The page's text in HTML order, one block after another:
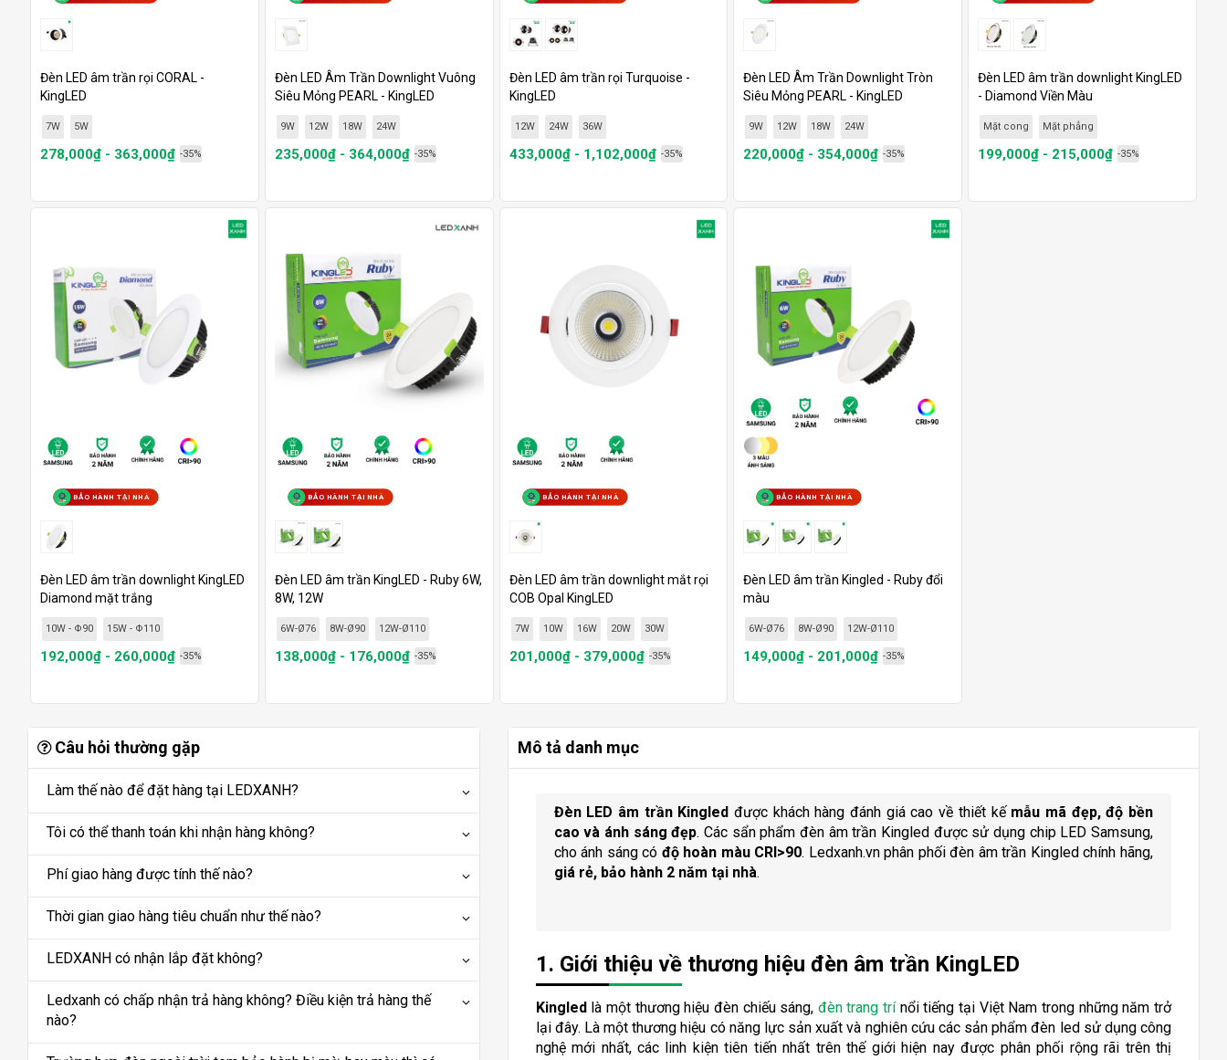
Đèn LED âm trần rọi CORAL -
KingLED
7W 5W
278,000₫ - 363,000₫ -35%
Đèn LED Âm Trần Downlight Vuông
Siêu Mỏng PEARL - KingLED
9W 12W 18W 24W
235,000₫ - 364,000₫ -35%
Đèn LED âm trần rọi Turquoise -
KingLED
12W 24W 36W
433,000₫ - 1,102,000₫ -35%
Đèn LED Âm Trần Downlight Tròn
Siêu Mỏng PEARL - KingLED
9W 12W 18W 24W
220,000₫ - 354,000₫ -35%
Đèn LED âm trần downlight KingLED
- Diamond Viền Màu
Mặt cong Mặt phẳng
199,000₫ - 215,000₫ -35%
BẢO HÀNH TẠI NHÀ
Đèn LED âm trần downlight KingLED
Diamond mặt trắng
10W - Φ90 15W - Φ110
192,000₫ - 260,000₫ -35%
BẢO HÀNH TẠI NHÀ
Đèn LED âm trần KingLED - Ruby 6W,
8W, 12W
6W-Ø76 8W-Ø90 12W-Ø110
138,000₫ - 176,000₫ -35%
BẢO HÀNH TẠI NHÀ
Đèn LED âm trần downlight mắt rọi
COB Opal KingLED
7W 10W 16W 20W 30W
201,000₫ - 379,000₫ -35%
BẢO HÀNH TẠI NHÀ
Đèn LED âm trần Kingled - Ruby đổi
màu
6W-Ø76 8W-Ø90 12W-Ø110
149,000₫ - 201,000₫ -35%
Câu hỏi thường gặp
Làm thế nào để đặt hàng tại LEDXANH?
Tôi có thể thanh toán khi nhận hàng không?
Phí giao hàng được tính thế nào?
Thời gian giao hàng tiêu chuẩn như thế nào?
LEDXANH có nhận lắp đặt không?
Ledxanh có chấp nhận trả hàng không? Điều kiện trả hàng thế
nào?
Mô tả danh mục
Đèn LED âm trần Kingled được khách hàng đánh giá cao về thiết kế mẫu mã đẹp, độ bền
cao và ánh sáng đẹp. Các sẩn phẩm đèn âm trần Kingled được sử dụng chip LED Samsung,
cho ánh sáng có độ hoàn màu CRI>90. Ledxanh.vn phân phối đèn âm trần Kingled chính hãng,
giá rẻ, bảo hành 2 năm tại nhà.
1. Giới thiệu về thương hiệu đèn âm trần KingLED
Kingledlà một thương hiệu đèn chiếu sáng, đèn trang trínổi tiếng tại Việt Nam trong những năm trở
lại đây. Là một thương hiệu có năng lực sản xuất và nghiên cứu các sản phẩm đèn led sử dụng công
nghệ mới nhất, các linh kiện tiên tiến nhất trên thế giới hiện nay được phân phối rộng rãi trên thị